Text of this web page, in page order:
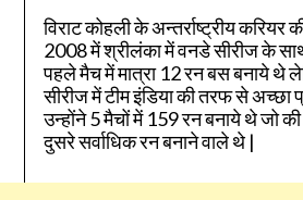
विराट कोहली के अन्तर्राष्ट्रीय
2008 में श्रीलंका में वनडे सीरीज के
पहले मैच में मात्रा 12 रन बस बनाये थे
सीरीज में टीम इंडिया की तरफ से अच्छा
उन्होंने 5 मैचों में 159 रन बनाये थे जो
दुसरे सर्वाधिक रन बनाने वाले थे |